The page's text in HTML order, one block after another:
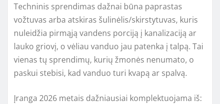
Techninis sprendimas dažnai būna paprastas
vožtuvas arba atskiras šulinėlis/skirstytuvas, kuris
nuleidžia pirmąją vandens porciją į kanalizaciją ar
lauko griovį, o vėliau vanduo jau patenka į talpą. Tai
vienas tų sprendimų, kurių žmonės nenumato, o
paskui stebisi, kad vanduo turi kvapą ar spalvą.
Įranga 2026 metais dažniausiai komplektuojama iš: